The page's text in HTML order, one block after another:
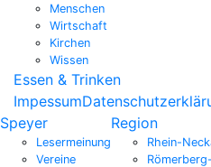
Menschen
Wirtschaft
Kirchen
Wissen
Essen & Trinken
Impessum
Speyer
Lesermeinung
Vereine
Region
Rhein-